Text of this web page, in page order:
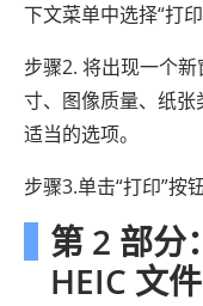
下文菜单中选择“打印
步骤2. 将出现一个
寸、图像质量、纸
适当的选项。
步骤3.单击“打印”按
第 2 部分
HEIC 文件